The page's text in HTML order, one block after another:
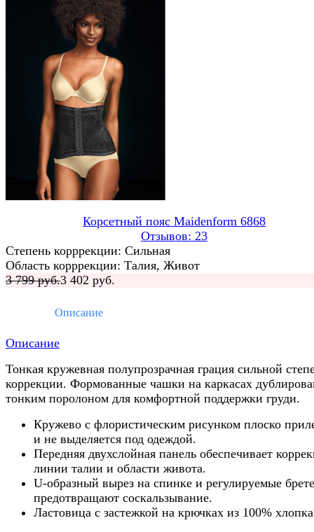
Корсетный пояс Maidenform 6868
Отзывов: 23
Степень корррекции: Сильная
Область корррекции: Талия, Живот
3 799 руб.3 402 руб.
Описание
Описание
Тонкая кружевная полупрозрачная грация сильной
коррекции. Формованные чашки на каркасах
тонким поролоном для комфортной поддержки груди.
Кружево с флористическим рисунком плоско
и не выделяется под одеждой.
Передняя двухслойная панель обеспечивает
линии талии и области живота.
U-образный вырез на спинке и регулируемые
предотвращают соскальзывание.
Ластовица с застежкой на крючках из 100%